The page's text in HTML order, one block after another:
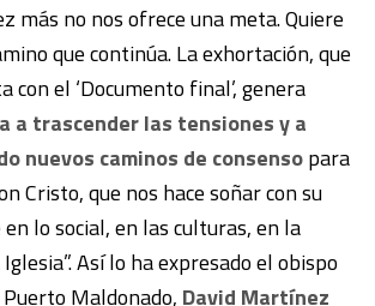
más no nos ofrece una meta. Quiere
que continúa. La exhortación, que
con el ‘Documento final’, genera
a trascender las tensiones y a
nuevos caminos de consensopara
Cristo, que nos hace soñar con su
lo social, en las culturas, en la
Así lo ha expresado el obispo
Maldonado, David Martínez